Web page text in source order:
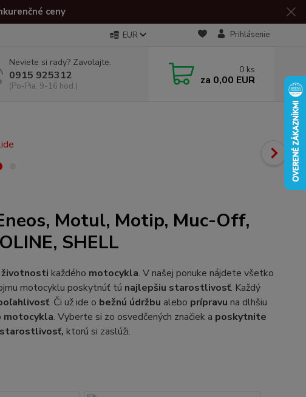
ceny
EUR Prihlásenie
Neviete si rady? Zavolajte.
0915 925312
(Po-Pia, 9-16 hod.)
0 ks
za 0,00 EUR
Motul, Motip, Muc-Off,
SHELL
každého motocykla. V našej ponuke nájdete všetko
motocyklu poskytnúť tú najlepšiu starostlivosť. Každý
. Či už ide o bežnú údržbu alebo prípravuna dlhšiu
motocykla. Vyberte si zo osvedčených značiek a poskytnite
ktorú si zaslúži.